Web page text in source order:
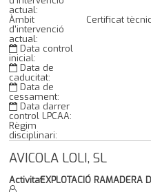
actual:
Àmbit
d'intervenció
actual:
Certificat
Data control
inicial:
Data de
caducitat:
Data de
cessament:
Data darrer
control LPCAA:
Règim
disciplinari:
AVICOLA LOLI, SL
Activitat:EXPLOTACIÓ RAMADERA